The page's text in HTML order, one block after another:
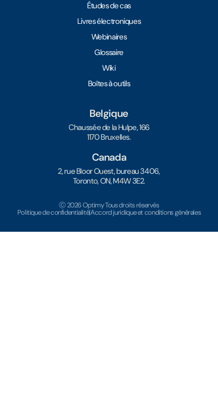
Études de cas
Livres électroniques
Webinaires
Glossaire
Wiki
Boîtes à outils
Belgique
Chaussée de la Hulpe, 166
1170 Bruxelles.
Canada
2, rue Bloor Ouest, bureau 3406,
Toronto, ON, M4W 3E2.
Ⓒ 2026 Optimy Tous droits réservés
Politique de confidentialité|Accord juridique et conditions générales